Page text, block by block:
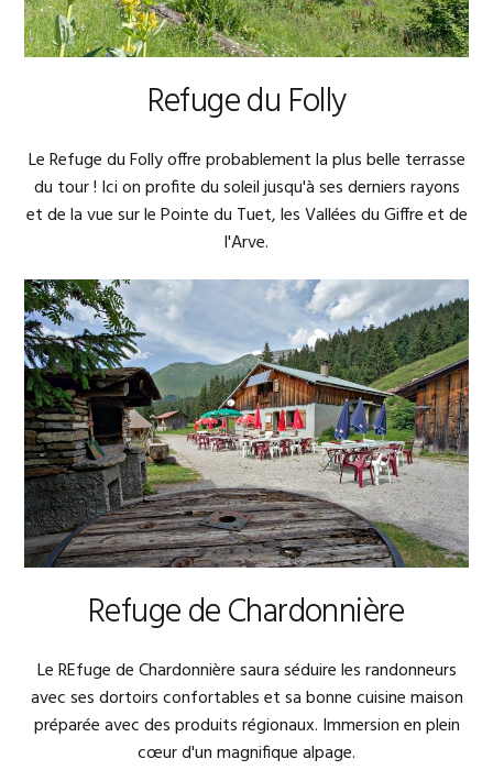
Refuge du Folly
Le Refuge du Folly offre probablement la plus belle terrasse
du tour ! Ici on profite du soleil jusqu'à ses derniers rayons
et de la vue sur le Pointe du Tuet, les Vallées du Giffre et de
l'Arve.
Refuge de Chardonnière
Le REfuge de Chardonnière saura séduire les randonneurs
avec ses dortoirs confortables et sa bonne cuisine maison
préparée avec des produits régionaux. Immersion en plein
cœur d'un magnifique alpage.